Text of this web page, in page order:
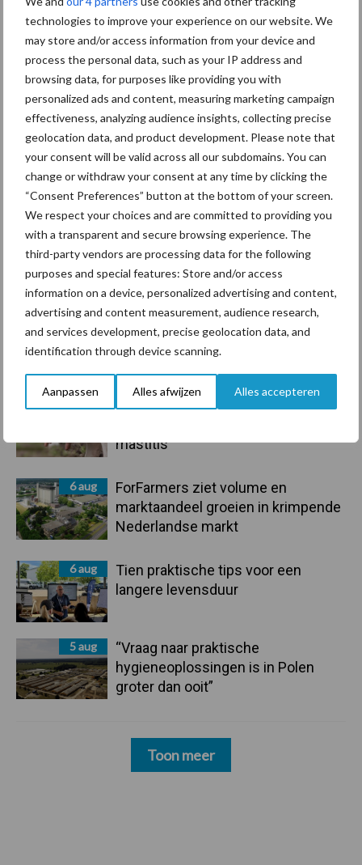
technologies to improve your experience on our website. We
may store and/or access information from your device and
process the personal data, such as your IP address and
browsing data, for purposes like providing you with
personalized ads and content, measuring marketing campaign
effectiveness, analyzing audience insights, collecting precise
geolocation data, and product development. Please note that
your consent will be valid across all our subdomains. You can
change or withdraw your consent at any time by clicking the
“Consent Preferences” button at the bottom of your screen.
We respect your choices and are committed to providing you
with a transparent and secure browsing experience. The
third-party vendors are processing data for the following
purposes and special features: Store and/or access
information on a device, personalized advertising and content,
advertising and content measurement, audience research,
and services development, precise geolocation data, and
identification through device scanning.
Aanpassen Alles afwijzen Alles accepteren
Primaire
Sidebar
Recent nieuws Partner nieuws
7 aug
Grondstoffenmarkt blijft grillig:
droogte en geopolitiek houden
handel in de greep
De speenhuid: een vaak
mastitis
6 aug
ForFarmers ziet volume en
marktaandeel groeien in krimpende
Nederlandse markt
6 aug
Tien praktische tips voor een
langere levensduur
5 aug
“Vraag naar praktische
hygieneoplossingen is in Polen
groter dan ooit”
Toon meer
Mastitis Hittestress
Toon meer